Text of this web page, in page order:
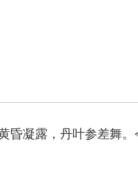
昏凝露，丹叶参差舞